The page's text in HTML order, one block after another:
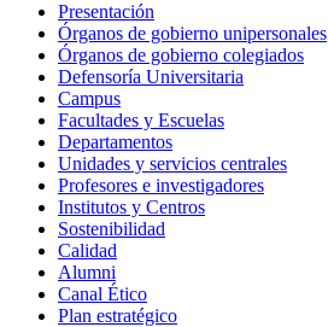
Presentación
Órganos de gobierno unipersonales
Órganos de gobierno colegiados
Defensoría Universitaria
Campus
Facultades y Escuelas
Departamentos
Unidades y servicios centrales
Profesores e investigadores
Institutos y Centros
Sostenibilidad
Calidad
Alumni
Canal Ético
Plan estratégico